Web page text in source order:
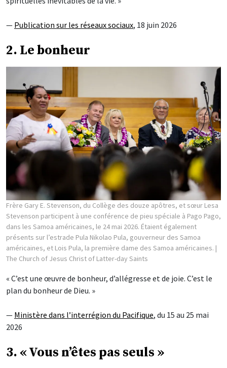
— Publication sur les réseaux sociaux, 18 juin 2026
2. Le bonheur
Frère Gary E. Stevenson, du Collège des douze apôtres, et sœur Lesa
Stevenson participent à une conférence de pieu spéciale à Pago Pago,
dans les Samoa américaines, le 24 mai 2026. Étaient également
présents sur l’estrade Pula Nikolao Pula, gouverneur des Samoa
américaines, et Lois Pula, la première dame des Samoa américaines. |
The Church of Jesus Christ of Latter-day Saints
« C’est une œuvre de bonheur, d’allégresse et de joie. C’est le
plan du bonheur de Dieu. »
— Ministère dans l’interrégion du Pacifique, du 15 au 25 mai
2026
3. « Vous n’êtes pas seuls »